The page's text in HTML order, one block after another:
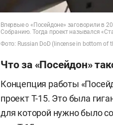
Впервые о «Посейдоне» заговорили в
Собранию. Тогда проект назывался
Фото: Russian DoD (lincense in bottom of
Что за «Посейдон»
Концепция работы
проект Т-15. Это была
для которой нужно было